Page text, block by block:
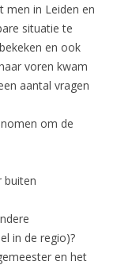
men in Leiden en
situatie te
en ook
voren kwam
aantal vragen
om de
buiten
in de regio)?
en het